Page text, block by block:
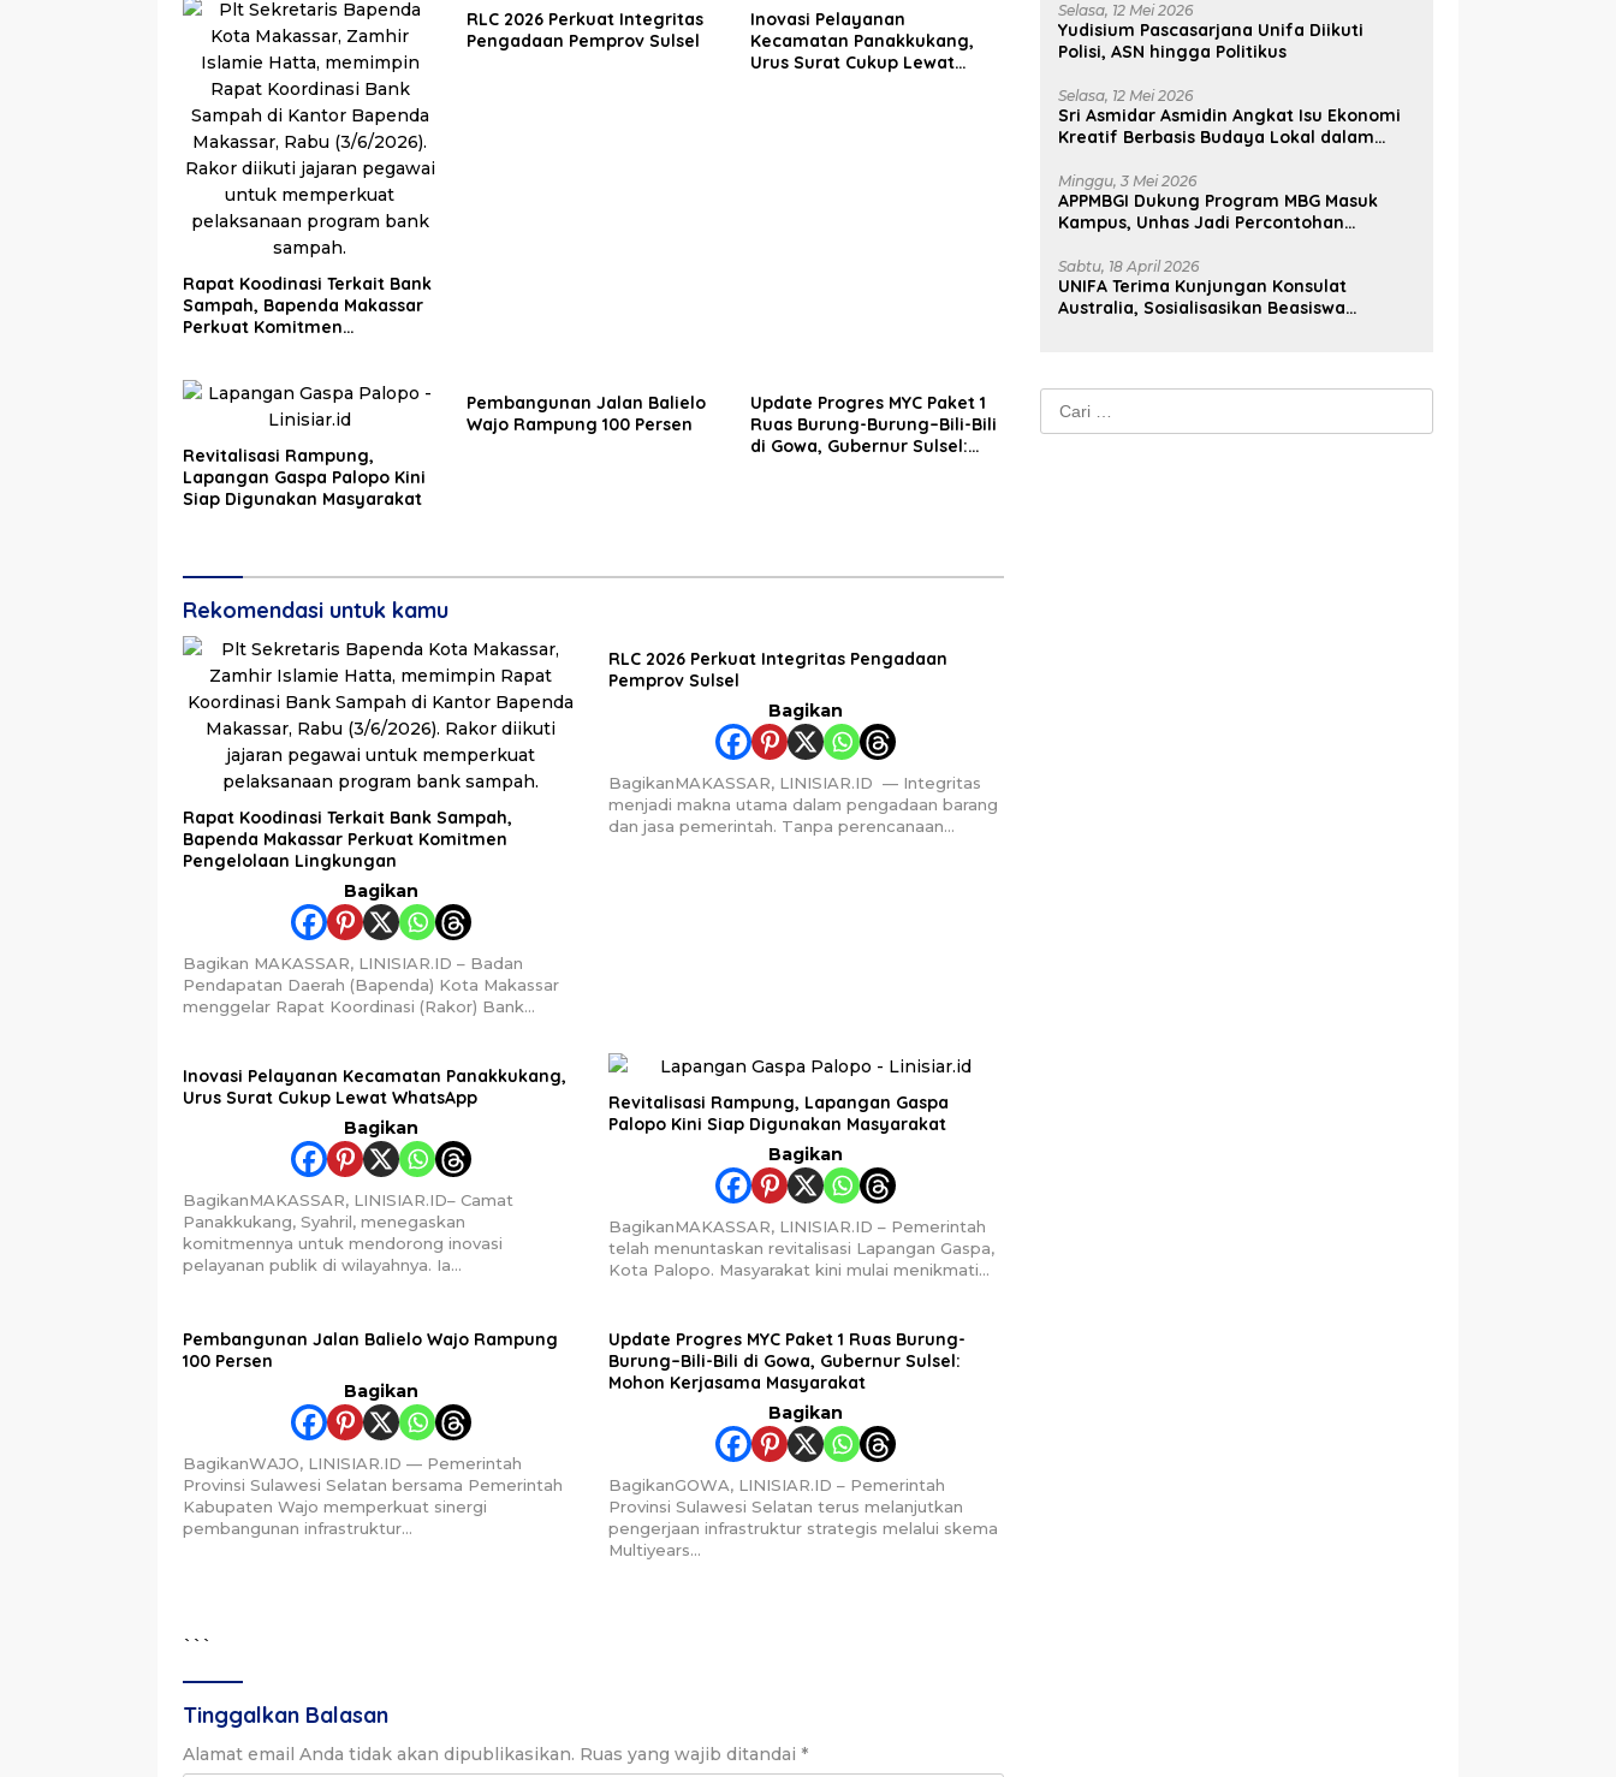
Rapat Koodinasi Terkait Bank
Sampah, Bapenda Makassar
Perkuat Komitmen
RLC 2026 Perkuat Integritas
Pengadaan Pemprov Sulsel
Inovasi Pelayanan
Kecamatan Panakkukang,
Urus Surat Cukup Lewat
Revitalisasi Rampung,
Lapangan Gaspa Palopo Kini
Siap Digunakan Masyarakat
Pembangunan Jalan Balielo
Wajo Rampung 100 Persen
Update Progres MYC Paket 1
Ruas Burung-Burung–Bili-Bili
di Gowa, Gubernur Sulsel:
Rekomendasi untuk kamu
Rapat Koodinasi Terkait Bank Sampah,
Bapenda Makassar Perkuat Komitmen
Pengelolaan Lingkungan
Bagikan
Bagikan MAKASSAR, LINISIAR.ID – Badan
Pendapatan Daerah (Bapenda) Kota Makassar
menggelar Rapat Koordinasi (Rakor) Bank…
RLC 2026 Perkuat Integritas Pengadaan
Pemprov Sulsel
Bagikan
BagikanMAKASSAR, LINISIAR.ID — Integritas
menjadi makna utama dalam pengadaan barang
dan jasa pemerintah. Tanpa perencanaan…
Inovasi Pelayanan Kecamatan Panakkukang,
Urus Surat Cukup Lewat WhatsApp
Bagikan
BagikanMAKASSAR, LINISIAR.ID– Camat
Panakkukang, Syahril, menegaskan
komitmennya untuk mendorong inovasi
pelayanan publik di wilayahnya. Ia…
Revitalisasi Rampung, Lapangan Gaspa
Palopo Kini Siap Digunakan Masyarakat
Bagikan
BagikanMAKASSAR, LINISIAR.ID – Pemerintah
telah menuntaskan revitalisasi Lapangan Gaspa,
Kota Palopo. Masyarakat kini mulai menikmati…
Pembangunan Jalan Balielo Wajo Rampung
100 Persen
Bagikan
BagikanWAJO, LINISIAR.ID — Pemerintah
Provinsi Sulawesi Selatan bersama Pemerintah
Kabupaten Wajo memperkuat sinergi
pembangunan infrastruktur…
Update Progres MYC Paket 1 Ruas Burung-
Burung–Bili-Bili di Gowa, Gubernur Sulsel:
Mohon Kerjasama Masyarakat
Bagikan
BagikanGOWA, LINISIAR.ID – Pemerintah
Provinsi Sulawesi Selatan terus melanjutkan
pengerjaan infrastruktur strategis melalui skema
Multiyears…
```
Tinggalkan Balasan
Alamat email Anda tidak akan dipublikasikan. Ruas yang wajib ditandai *
Selasa, 12 Mei 2026
Yudisium Pascasarjana Unifa Diikuti
Polisi, ASN hingga Politikus
Selasa, 12 Mei 2026
Sri Asmidar Asmidin Angkat Isu Ekonomi
Kreatif Berbasis Budaya Lokal dalam
Minggu, 3 Mei 2026
APPMBGI Dukung Program MBG Masuk
Kampus, Unhas Jadi Percontohan
Sabtu, 18 April 2026
UNIFA Terima Kunjungan Konsulat
Australia, Sosialisasikan Beasiswa
Cari
untuk: